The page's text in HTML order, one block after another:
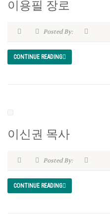
이용필 장로
Posted By:
CONTINUE READING
이신권 목사
Posted By:
CONTINUE READING